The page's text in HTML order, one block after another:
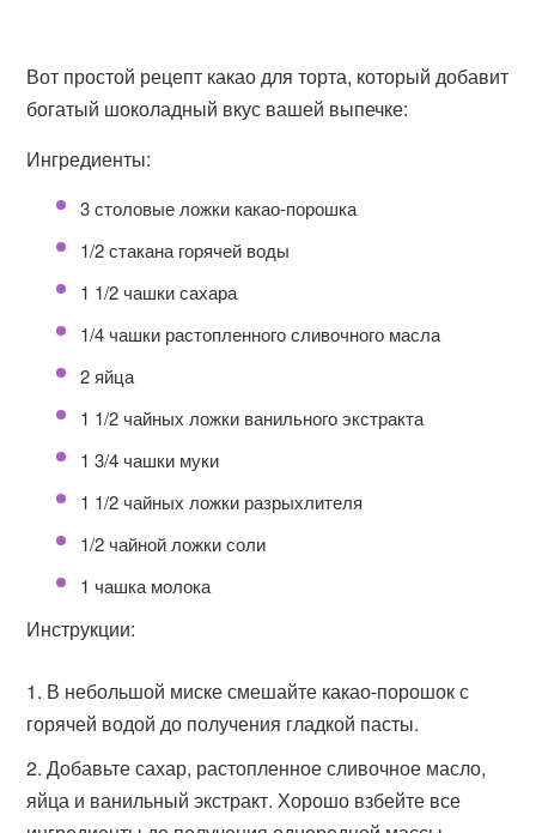
Вот простой рецепт какао для торта, который добавит
богатый шоколадный вкус вашей выпечке:
Ингредиенты:
3 столовые ложки какао-порошка
1/2 стакана горячей воды
1 1/2 чашки сахара
1/4 чашки растопленного сливочного масла
2 яйца
1 1/2 чайных ложки ванильного экстракта
1 3/4 чашки муки
1 1/2 чайных ложки разрыхлителя
1/2 чайной ложки соли
1 чашка молока
Инструкции:
В небольшой миске смешайте какао-порошок с
горячей водой до получения гладкой пасты.
Добавьте сахар, растопленное сливочное масло,
яйца и ванильный экстракт. Хорошо взбейте все